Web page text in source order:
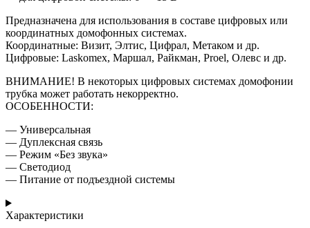
Предназначена для использования в составе цифровых или
координатных домофонных системах.
Координатные: Визит, Элтис, Цифрал, Метаком и др.
Цифровые: Laskomex, Маршал, Райкман, Proel, Олевс и др.
ВНИМАНИЕ! В некоторых цифровых системах домофонии
трубка может работать некорректно.
ОСОБЕННОСТИ:
— Универсальная
— Дуплексная связь
— Режим «Без звука»
— Светодиод
— Питание от подъездной системы
Характеристики